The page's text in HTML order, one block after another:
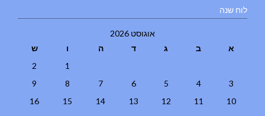
לוח שנה
אוגוסט 2026
א
ב ג ד ה ו
ש
1
2
3
4
5
6
7
8
9
10
11
12
13
14
15
16